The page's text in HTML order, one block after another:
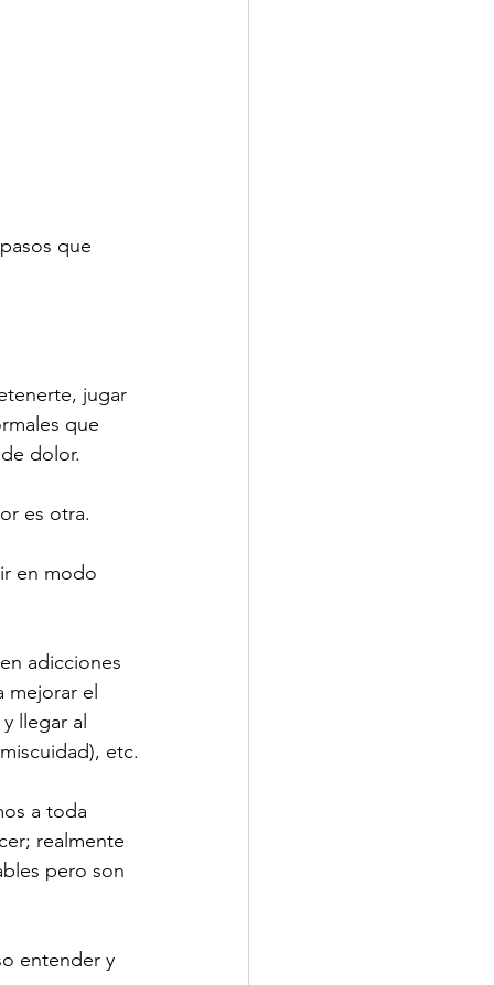
que
jugar
que
dolor.
es otra.
en modo
adicciones
mejorar el
llegar al
etc.
a toda
realmente
pero son
entender y